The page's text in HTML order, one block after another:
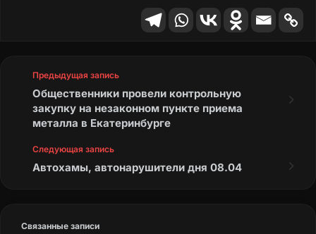
Предыдущая запись
Общественники провели контрольную
закупку на незаконном пункте приема
металла в Екатеринбурге
Следующая запись
Автохамы, автонарушители дня 08.04
Связанные записи